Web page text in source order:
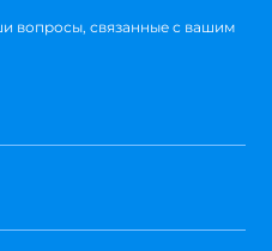
вопросы, связанные с вашим